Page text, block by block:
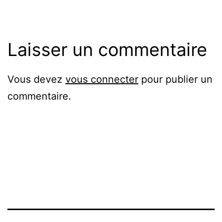
Laisser un commentaire
Vous devez vous connecter pour publier un
commentaire.